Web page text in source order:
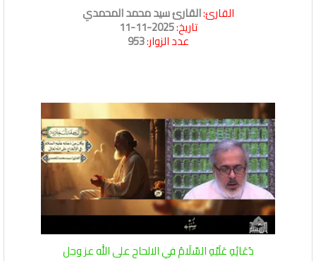
القارئ:القارئ سيد محمد المحمدي
تاريخ:2025-11-11
عدد الزوار:953
دُعَائِهِ عَلَيْهِ السَّلَامُ في الالحاح على الله عز وجل